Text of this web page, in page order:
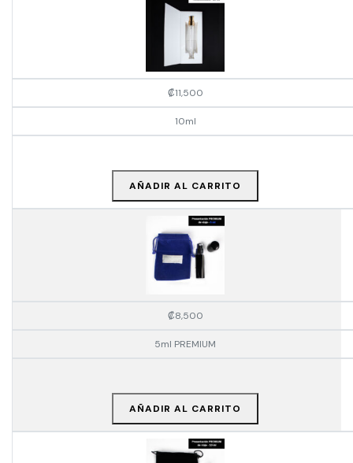
₡11,500
10ml
AÑADIR AL CARRITO
₡8,500
5ml PREMIUM
AÑADIR AL CARRITO